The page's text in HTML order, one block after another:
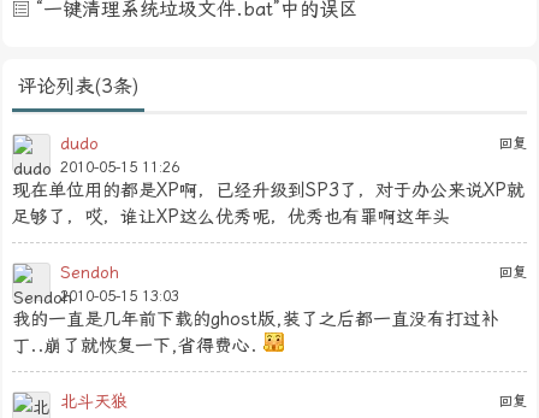
“一键清理系统垃圾文件.bat”中的误区
评论列表(3条)
回复
dudo
2010-05-15 11:26
现在单位用的都是XP啊，已经升级到SP3了，对于办公来说XP就
足够了，哎，谁让XP这么优秀呢，优秀也有罪啊这年头
回复
Sendoh
2010-05-15 13:03
我的一直是几年前下载的ghost版,装了之后都一直没有打过补
丁..崩了就恢复一下,省得费心.
回复
北斗天狼